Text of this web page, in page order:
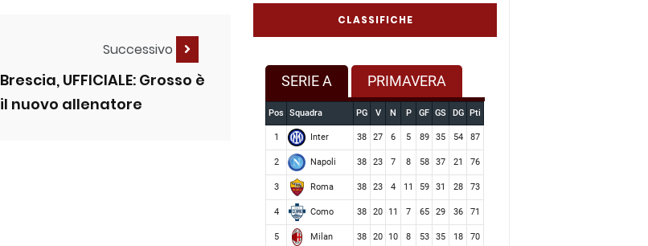
Successivo
Brescia, UFFICIALE: Grosso è
il nuovo allenatore
CLASSIFICHE
SERIE A PRIMAVERA
Pos Squadra PG V N P GF GS DG Pti
1 Inter 38 27 6 5 89 35 54 87
2 Napoli 38 23 7 8 58 37 21 76
3 Roma 38 23 4 11 59 31 28 73
4 Como 38 20 11 7 65 29 36 71
5 Milan 38 20 10 8 53 35 18 70